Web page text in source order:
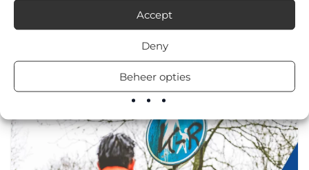
Accept
Deny
Beheer opties
Ons laatste nieuws